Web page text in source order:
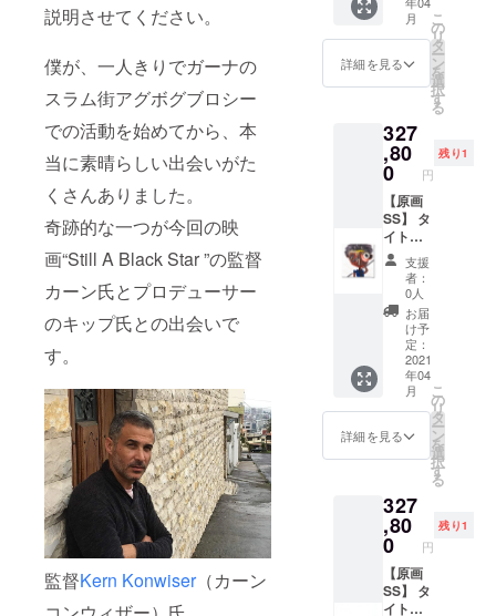
説明させてください。
僕が、一人きりでガーナの
スラム街アグボグブロシー
での活動を始めてから、本
当に素晴らしい出会いがた
くさんありました。
奇跡的な一つが今回の映
画“Still A Black Star ”の監督
カーン氏とプロデューサー
のキップ氏との出会いで
す。
監督Kern Konwiser（カーン
で販売
し、利
益（販
売価格
の1割）
還元す
る仕組
みを作
りまし
た。 サ
イズ：
約
30cm×
30cm
素材：
キャン
バスに
アクリ
ル絵の
がE-
WASTE
を使用
して描
いた一
サイ
ズ：20
㎝×20㎝
素材：
Oil and
E-
waste
on
Canvas
月
詳細を見る
こ
の
リ
タ
ー
ン
を
選
択
す
る
327
,80
0 円
残り1
【原画
SS】 タ
イト
ル：
『work
4 Still』
美術
家・長
坂真護
がE-
WASTE
を使用
して描
いた一
点もの
ズ：20
㎝×20㎝
素材：
Oil and
E-
waste
on
支援
者：
0人
お届
け予
定：
2021
年04
月
詳細を見る
こ
の
リ
タ
ー
ン
を
選
択
す
る
327
,80
0 円
残り1
【原画
SS】 タ
イト